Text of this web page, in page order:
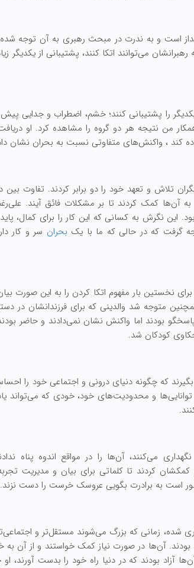
است و به ندرت در مبحث رهبری به آن توجه
می‌توانند اتکا کنند، پشتیبانی از یکدیگر
یکدیگر را پشتیبانی کنند؛ خشم، اضطراب و جدایی
کند ، واکنش‌های متفاوتی نسبت به بحران نشان
تلاش و تعهد خود را دو برابر کردند. تفاوت
آن‌ها کمک کردند تا بر مشکلات فائق آیند.
این نگرش به کسانی که این کار را برای کمال،
گرفت که در حالی که ما با یک بحران سر و کار
نخستین بار مفهوم اتکا کردن را به این صورت
متوجه شد والدینی که برای فرزندانشان در
بودند اما واکنش نشان نمی‌دادند و حاضر
کودکان شد.
که چگونه دنیای درونی و اجتماعی خود را
و محدودیت‌های خود، خودی که می‌تواند یاد
می‌کنند، آن‌ها را در مواقع اندوه پناه
کردند تا کلماتی برای بیان و مدیریت
است به برادرت بگویی عروسک خرست را دست
شده، زمانی که بزرگ می‌شوند مستقل‌تر و
آن‌ها در صورت نیاز کمک خواستند و از آن به
آزاد بودند که در دنیا راه خود را بدست آورند،